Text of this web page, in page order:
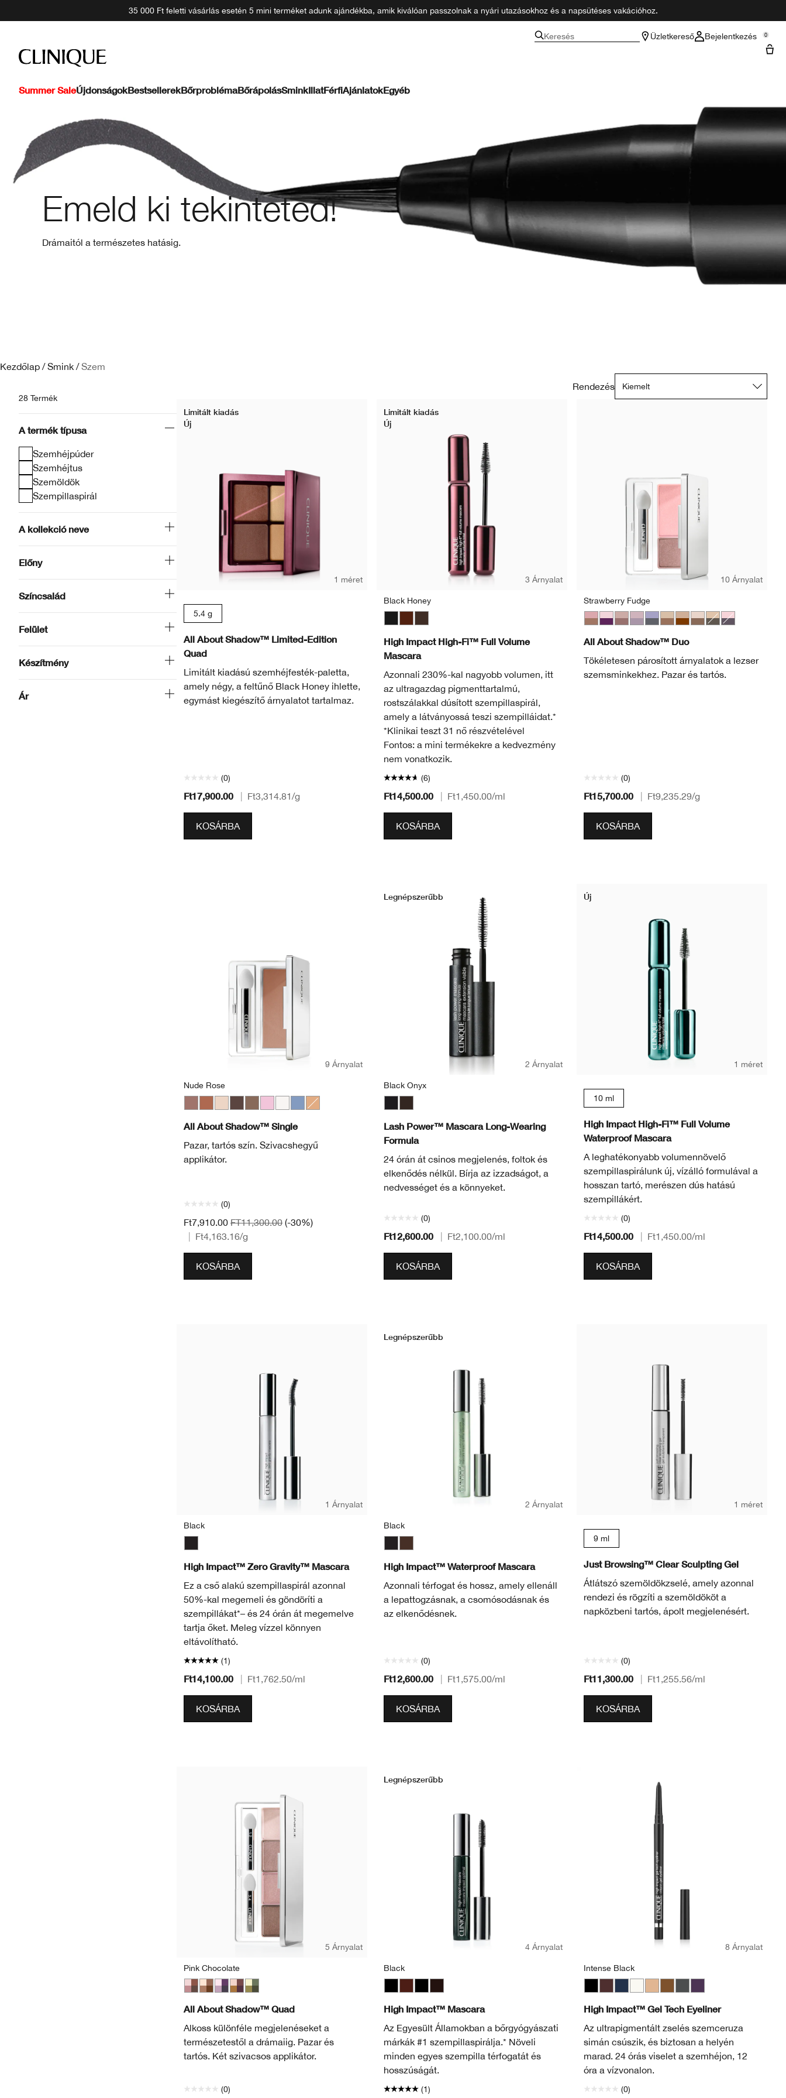
35 000 Ft feletti vásárlás esetén 5 mini terméket adunk ajándékba, amik kiválóan passzolnak a nyári utazásokhoz és a napsütéses vakációhoz.
Keresés Üzletkereső Bejelentkezés 0
Summer SaleÚjdonságokBestsellerekBőrproblémaBőrápolásSminkIllatFérfiAjánlatokEgyéb
Emeld ki tekinteted!
Drámaitól a természetes hatásig.
Kezdőlap / Smink / Szem
28 Termék
A termék típusa
Szemhéjpúder
Szemhéjtus
Szemöldök
Szempillaspirál
A kollekció neve
Előny
Színcsalád
Felület
Készítmény
Ár
Rendezés
Limitált kiadás
Új
1 méret
5.4 g
All About Shadow™ Limited-Edition
Quad
Limitált kiadású szemhéjfesték-paletta,
amely négy, a feltűnő Black Honey ihlette,
egymást kiegészítő árnyalatot tartalmaz.
(0)
Ft17,900.00 Ft3,314.81/g
KOSÁRBA
Limitált kiadás
Új
3 Árnyalat
Black Honey
High Impact High-Fi™ Full Volume
Mascara
Azonnali 230%-kal nagyobb volumen, itt
az ultragazdag pigmenttartalmú,
rostszálakkal dúsított szempillaspirál,
amely a látványossá teszi szempilláidat.*
*Klinikai teszt 31 nő részvételével
Fontos: a mini termékekre a kedvezmény
nem vonatkozik.
(6)
Ft14,500.00 Ft1,450.00/ml
KOSÁRBA
10 Árnyalat
Strawberry Fudge
All About Shadow™ Duo
Tökéletesen párosított árnyalatok a lezser
szemsminkekhez. Pazar és tartós.
(0)
Ft15,700.00 Ft9,235.29/g
KOSÁRBA
9 Árnyalat
Nude Rose
All About Shadow™ Single
Pazar, tartós szín. Szivacshegyű
applikátor.
(0)
Ft7,910.00 FT11,300.00 (-30%)
Ft4,163.16/g
KOSÁRBA
Legnépszerűbb
2 Árnyalat
Black Onyx
Lash Power™ Mascara Long-Wearing
Formula
24 órán át csinos megjelenés, foltok és
elkenődés nélkül. Bírja az izzadságot, a
nedvességet és a könnyeket.
(0)
Ft12,600.00 Ft2,100.00/ml
KOSÁRBA
Új
1 méret
10 ml
High Impact High-Fi™ Full Volume
Waterproof Mascara
A leghatékonyabb volumennövelő
szempillaspirálunk új, vízálló formulával a
hosszan tartó, merészen dús hatású
szempillákért.
(0)
Ft14,500.00 Ft1,450.00/ml
KOSÁRBA
1 Árnyalat
Black
High Impact™ Zero Gravity™ Mascara
Ez a cső alakú szempillaspirál azonnal
50%-kal megemeli és göndöríti a
szempillákat*– és 24 órán át megemelve
tartja őket. Meleg vízzel könnyen
eltávolítható.
(1)
Ft14,100.00 Ft1,762.50/ml
KOSÁRBA
Legnépszerűbb
2 Árnyalat
Black
High Impact™ Waterproof Mascara
Azonnali térfogat és hossz, amely ellenáll
a lepattogzásnak, a csomósodásnak és
az elkenődésnek.
(0)
Ft12,600.00 Ft1,575.00/ml
KOSÁRBA
1 méret
9 ml
Just Browsing™ Clear Sculpting Gel
Átlátszó szemöldökzselé, amely azonnal
rendezi és rögzíti a szemöldököt a
napközbeni tartós, ápolt megjelenésért.
(0)
Ft11,300.00 Ft1,255.56/ml
KOSÁRBA
5 Árnyalat
Pink Chocolate
All About Shadow™ Quad
Alkoss különféle megjelenéseket a
természetestől a drámaiig. Pazar és
tartós. Két szivacsos applikátor.
(0)
Legnépszerűbb
4 Árnyalat
Black
High Impact™ Mascara
Az Egyesült Államokban a bőrgyógyászati
márkák #1 szempillaspirálja.* Növeli
minden egyes szempilla térfogatát és
hosszúságát.
(1)
8 Árnyalat
Intense Black
High Impact™ Gel Tech Eyeliner
Az ultrapigmentált zselés szemceruza
simán csúszik, és biztosan a helyén
marad. 24 órás viselet a szemhéjon, 12
óra a vízvonalon.
(0)